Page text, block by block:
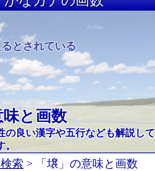
02
とされている
と画数
の良い漢字や五行なども解説して
。
索 > 「壌」の意味と画数